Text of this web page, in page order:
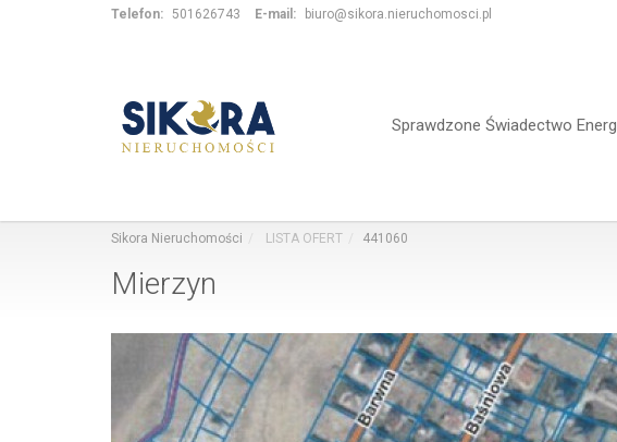
Telefon: 501626743 E-mail: biuro@sikora.nieruchomosci.pl
Sprawdzone Świadectwo
Sikora Nieruchomości LISTA OFERT 441060
Mierzyn